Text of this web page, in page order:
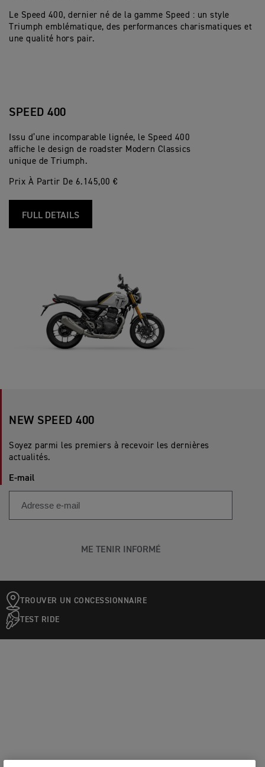
Le Speed 400, dernier né de la gamme Speed : un style
Triumph emblématique, des performances charismatiques et
une qualité hors pair.
SPEED 400
Issu d’une incomparable lignée, le Speed 400
affiche le design de roadster Modern Classics
unique de Triumph.
Prix À Partir De 6.145,00 €
FULL DETAILS
NEW SPEED 400
Soyez parmi les premiers à recevoir les dernières
actualités.
E-mail
ME TENIR INFORMÉ
TROUVER UN CONCESSIONNAIRE
TEST RIDE